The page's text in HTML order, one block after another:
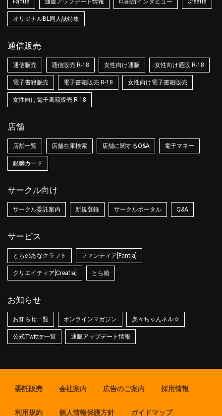
Fantia 通販アップデート情報 印刷所インタビュー Creatia
オリジナルBL同人誌特集
通信販売
通信販売 通信販売 R-18 女性向け通販 女性向け通販 R-18
電子書籍販売 電子書籍販売 R-18 女性向け電子書籍販売
女性向け電子書籍販売 R-18
店舗
店舗一覧 店舗在庫検索 店舗に関するQ&A 電子マネー
銀聯カード
サークル向け
サークル委託案内 新規登録 サークルポータル Q&A
サービス
とらのあなクラフト ファンティア[Fantia]
クリエイティア[Creatia] とら婚
お知らせ
お知らせ一覧 オンラインマガジン 虎々ちゃんネル☆
公式Twitter一覧 通販アップデート情報
委託販売 会社案内 広告のご案内 採用情報
利用規約 個人情報保護方針 ガイドマップ